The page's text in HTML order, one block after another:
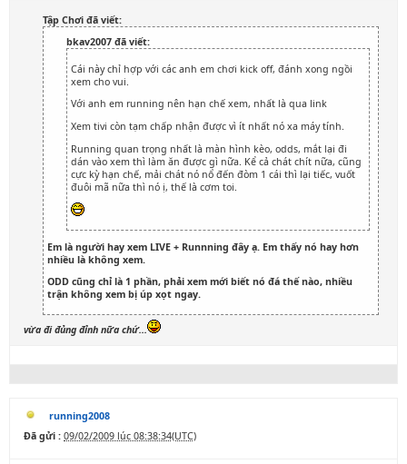
Tập Chơi đã viết:
bkav2007 đã viết:
Cái này chỉ hợp với các anh em chơi kick off, đánh xong ngồi
xem cho vui.
Với anh em running nên hạn chế xem, nhất là qua link
Xem tivi còn tạm chấp nhận được vì ít nhất nó xa máy tính.
Running quan trọng nhất là màn hình kèo, odds, mắt lại đi
dán vào xem thì làm ăn được gì nữa. Kể cả chát chít nữa, cũng
cực kỳ hạn chế, mải chát nó nổ đến đòm 1 cái thì lại tiếc, vuốt
đuôi mã nữa thì nó ị, thế là cơm toi.
Em là người hay xem LIVE + Runnning đây ạ. Em thấy nó hay hơn
nhiều là không xem.
ODD cũng chỉ là 1 phần, phải xem mới biết nó đá thế nào, nhiều
trận không xem bị úp xọt ngay.
vừa đi đủng đỉnh nữa chứ...
running2008
Đã gửi : 09/02/2009 lúc 08:38:34(UTC)